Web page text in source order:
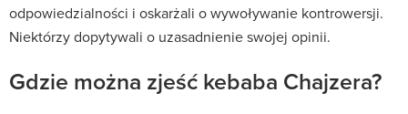
odpowiedzialności i oskarżali o wywoływanie kontrowersji.
Niektórzy dopytywali o uzasadnienie swojej opinii.
Gdzie można zjeść kebaba Chajzera?